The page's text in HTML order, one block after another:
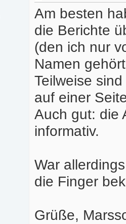
Am besten
die Berichte
(den ich nur
Namen
Teilweise
auf einer
Auch gut: die
informativ.
War
die Finger
Grüße,